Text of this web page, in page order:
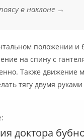
в наклоне →
положении
на спину с
Также движение
тягу двумя
доктора